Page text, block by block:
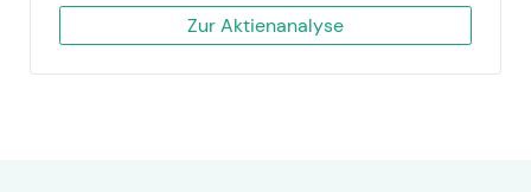
Zur Aktienanalyse